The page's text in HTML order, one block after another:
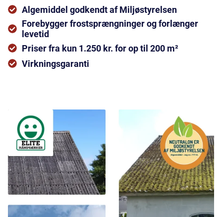
Algemiddel godkendt af Miljøstyrelsen
Forebygger frostsprængninger og forlænger
levetid
Priser fra kun 1.250 kr. for op til 200 m²
Virkningsgaranti